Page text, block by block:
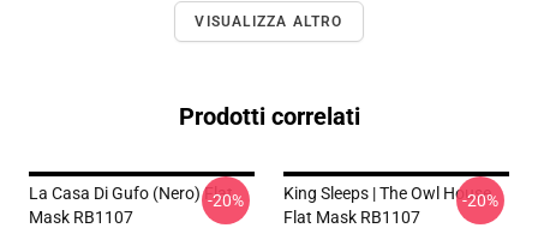
VISUALIZZA ALTRO
Prodotti correlati
La Casa Di Gufo (nero) Flat
Mask RB1107
-20%
King Sleeps | The Owl House
Flat Mask RB1107
-20%